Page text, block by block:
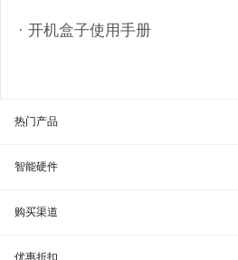
· 开机盒子使用手册
热门产品
贝锐向日葵 · 远程控制
贝锐蒲公英 · 异地组网
贝锐花生壳 · 动态域名
智能硬件
贝锐向日葵硬件
贝锐蒲公英硬件
购买渠道
天猫旗舰店
优惠折扣